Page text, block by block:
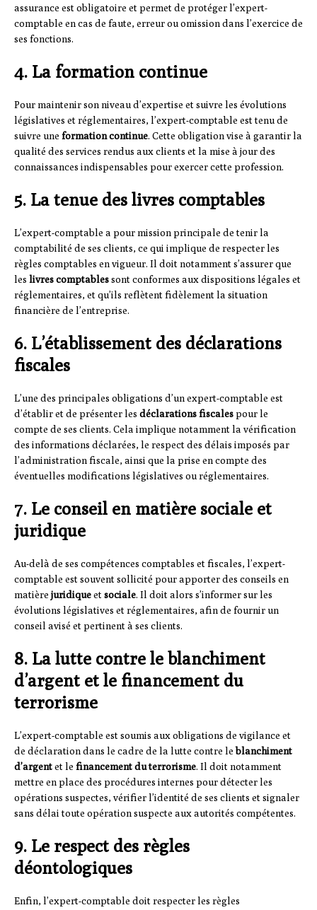
assurance est obligatoire et permet de protéger l’expert-
comptable en cas de faute, erreur ou omission dans l’exercice de
ses fonctions.
4. La formation continue
Pour maintenir son niveau d’expertise et suivre les évolutions
législatives et réglementaires, l’expert-comptable est tenu de
suivre une formation continue. Cette obligation vise à garantir la
qualité des services rendus aux clients et la mise à jour des
connaissances indispensables pour exercer cette profession.
5. La tenue des livres comptables
L’expert-comptable a pour mission principale de tenir la
comptabilité de ses clients, ce qui implique de respecter les
règles comptables en vigueur. Il doit notamment s’assurer que
les livres comptablessont conformes aux dispositions légales et
réglementaires, et qu’ils reflètent fidèlement la situation
financière de l’entreprise.
6. L’établissement des déclarations
fiscales
L’une des principales obligations d’un expert-comptable est
d’établir et de présenter les déclarations fiscalespour le
compte de ses clients. Cela implique notamment la vérification
des informations déclarées, le respect des délais imposés par
l’administration fiscale, ainsi que la prise en compte des
éventuelles modifications législatives ou réglementaires.
7. Le conseil en matière sociale et
juridique
Au-delà de ses compétences comptables et fiscales, l’expert-
comptable est souvent sollicité pour apporter des conseils en
matière juridiqueetsociale. Il doit alors s’informer sur les
évolutions législatives et réglementaires, afin de fournir un
conseil avisé et pertinent à ses clients.
8. La lutte contre le blanchiment
d’argent et le financement du
terrorisme
L’expert-comptable est soumis aux obligations de vigilance et
de déclaration dans le cadre de la lutte contre leblanchiment
d’argentet le financement du terrorisme. Il doit notamment
mettre en place des procédures internes pour détecter les
opérations suspectes, vérifier l’identité de ses clients et signaler
sans délai toute opération suspecte aux autorités compétentes.
9. Le respect des règles
déontologiques
Enfin, l’expert-comptable doit respecter les règles